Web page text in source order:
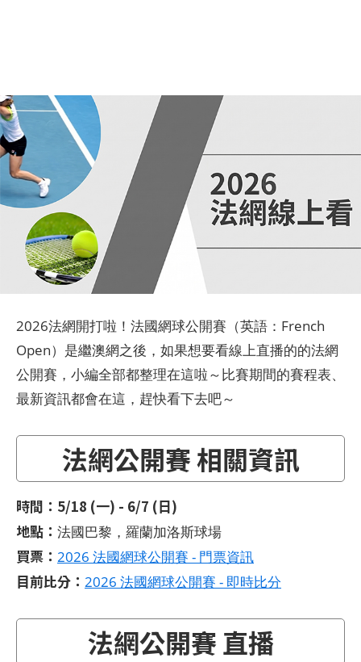
2026法網開打啦！法國網球公開賽（英語：French
Open）是繼澳網之後，如果想要看線上直播的的法網
公開賽，小編全部都整理在這啦～比賽期間的賽程表、
最新資訊都會在這，趕快看下去吧～
法網公開賽 相關資訊
時間：5/18 (一) - 6/7 (日)
地點： 法國巴黎，羅蘭加洛斯球場
買票： 2026 法國網球公開賽 - 門票資訊
目前比分： 2026 法國網球公開賽 - 即時比分
法網公開賽 直播